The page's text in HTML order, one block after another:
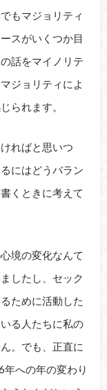
もマジョリティ
スがいくつか目
話をマイノリテ
ジョリティによ
られます。
ればと思いつ
にはどうバラン
くときに考えて
境の変化なんて
したし、セック
ために活動した
る人たちに私の
。でも、正直に
への年の変わり